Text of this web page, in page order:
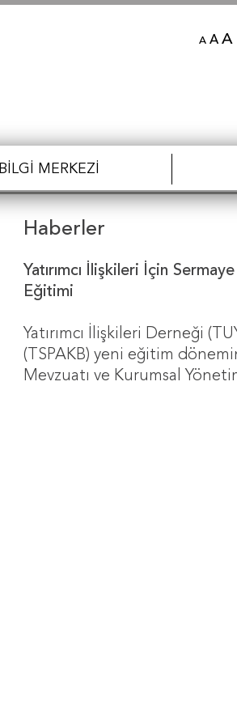
BILGI MERKEZI
A A A
Haberler
Yatırımcı İlişkileri İçin
Eğitimi
Yatırımcı İlişkileri Derneği
(TSPAKB) yeni eğitim
Mevzuatı ve Kurumsal